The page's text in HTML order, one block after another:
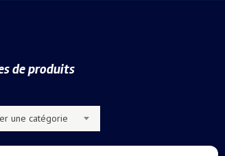
de produits
une catégorie